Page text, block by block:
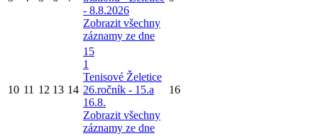
- 8.8.2026
Zobrazit všechny
záznamy ze dne
10 11 12 13 14
15
1
Tenisové Želetice
26.ročník - 15.a
16.8.
Zobrazit všechny
záznamy ze dne
16